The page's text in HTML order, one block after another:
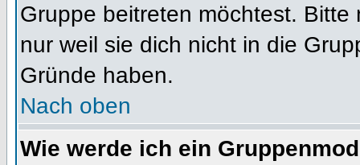
Gruppe beitreten möchtest.
nur weil sie dich nicht in die
Gründe haben.
Nach oben
Wie werde ich ein